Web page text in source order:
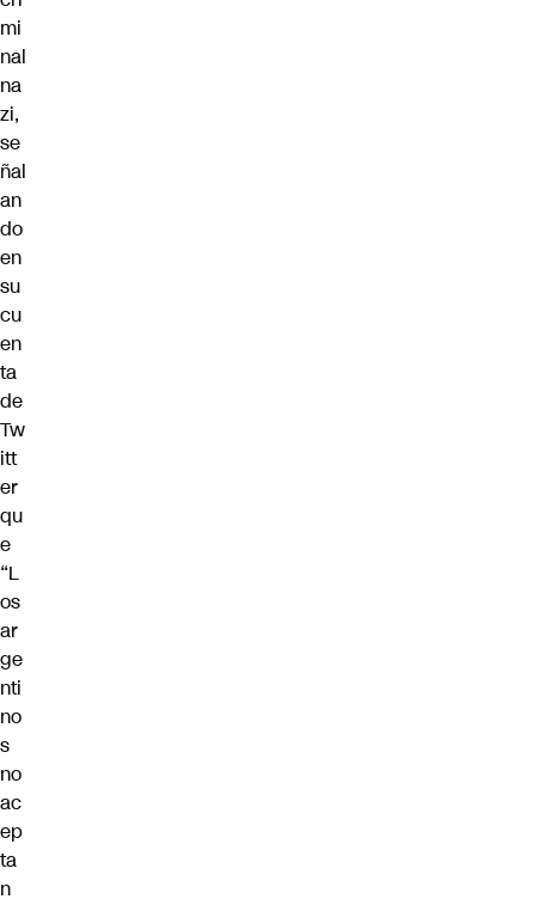
mi
nal
na
zi,
se
ñal
an
do
en
su
cu
en
ta
de
Tw
itt
er
qu
e
“L
os
ar
ge
nti
no
s
no
ac
ep
ta
n